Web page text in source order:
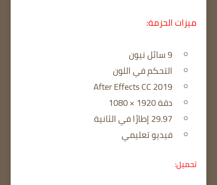
ميزات الحزمة:
9 سائل نيون
التحكم في اللون
After Effects CC 2019
دقة 1920 × 1080
29.97 إطارًا في الثانية
فيديو تعليمي
تحميل: